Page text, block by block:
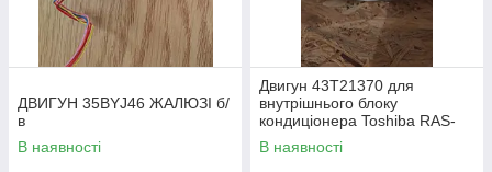
ДВИГУН 35BYJ46 ЖАЛЮЗІ б/
в
В наявності
Двигун 43T21370 для
внутрішнього блоку
кондиціонера Toshiba RAS-
18NKHP-E
В наявності